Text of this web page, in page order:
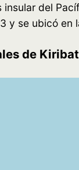
insular del
y se ubicó en
de